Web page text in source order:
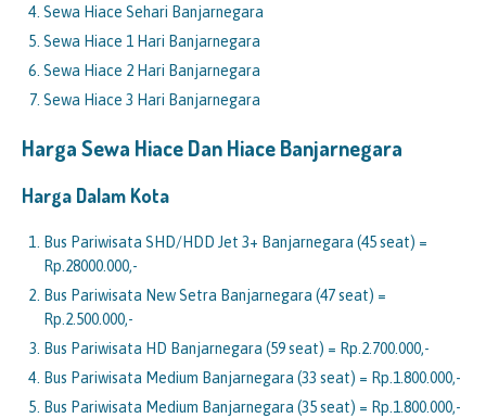
Sewa Hiace Sehari Banjarnegara
Sewa Hiace 1 Hari Banjarnegara
Sewa Hiace 2 Hari Banjarnegara
Sewa Hiace 3 Hari Banjarnegara
Harga Sewa Hiace Dan Hiace Banjarnegara
Harga Dalam Kota
Bus Pariwisata SHD/HDD Jet 3+ Banjarnegara (45 seat) =
Rp.28000.000,-
Bus Pariwisata New Setra Banjarnegara (47 seat) =
Rp.2.500.000,-
Bus Pariwisata HD Banjarnegara (59 seat) = Rp.2.700.000,-
Bus Pariwisata Medium Banjarnegara (33 seat) = Rp.1.800.000,-
Bus Pariwisata Medium Banjarnegara (35 seat) = Rp.1.800.000,-